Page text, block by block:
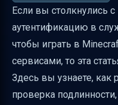
Что происходит
двухфакторной
Способы
выбираем
Как работает
зачем нужен
Если вы столкнулись
аутентификацию в
чтобы играть в
сервисами, то эта
Здесь вы узнаете, как
проверка